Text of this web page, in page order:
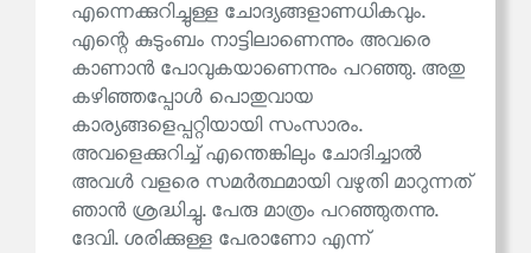
എന്നെക്കുറിച്ചുള്ള ചോദ്യങ്ങളാണധികവും.
എന്റെ കുടുംബം നാട്ടിലാണെന്നും അവരെ
കാണാൻ പോവുകയാണെന്നും പറഞ്ഞു. അതു
കഴിഞ്ഞപ്പോൾ പൊതുവായ
കാര്യങ്ങളെപ്പറ്റിയായി സംസാരം.
അവളെക്കുറിച്ച് എന്തെങ്കിലും ചോദിച്ചാൽ
അവൾ വളരെ സമർത്ഥമായി വഴുതി മാറുന്നത്
ഞാൻ ശ്രദ്ധിച്ചു. പേരു മാത്രം പറഞ്ഞുതന്നു.
ദേവി. ശരിക്കുള്ള പേരാണോ എന്ന്